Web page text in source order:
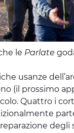
le Parlate
usanze
(il prossimo
Quattro i